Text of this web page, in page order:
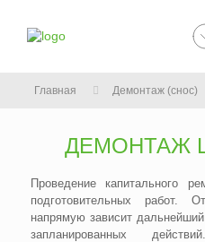
Главная Демонтаж (снос)
ДЕМОНТАЖ
Проведение капитального
подготовительных работ.
напрямую зависит
запланированных